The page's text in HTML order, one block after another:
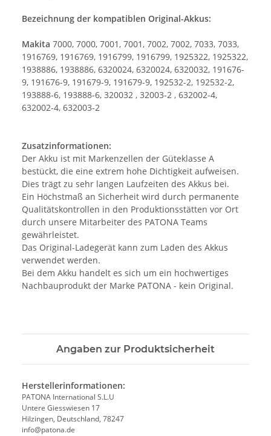
Bezeichnung der kompatiblen Original-Akkus:
Makita 7000, 7000, 7001, 7001, 7002, 7002, 7033, 7033,
1916769, 1916769, 1916799, 1916799, 1925322, 1925322,
1938886, 1938886, 6320024, 6320024, 6320032, 191676-
9, 191676-9, 191679-9, 191679-9, 192532-2, 192532-2,
193888-6, 193888-6, 320032 , 32003-2 , 632002-4,
632002-4, 632003-2
Zusatzinformationen:
Der Akku ist mit Markenzellen der Güteklasse A
bestückt, die eine extrem hohe Dichtigkeit aufweisen.
Dies trägt zu sehr langen Laufzeiten des Akkus bei.
Ein Höchstmaß an Sicherheit wird durch permanente
Qualitätskontrollen in den Produktionsstätten vor Ort
durch unsere Mitarbeiter des PATONA Teams
gewährleistet.
Das Original-Ladegerät kann zum Laden des Akkus
verwendet werden.
Bei dem Akku handelt es sich um ein hochwertiges
Nachbauprodukt der Marke PATONA - kein Original.
Angaben zur Produktsicherheit
Herstellerinformationen:
PATONA International S.L.U
Untere Giesswiesen 17
Hilzingen, Deutschland, 78247
info@patona.de